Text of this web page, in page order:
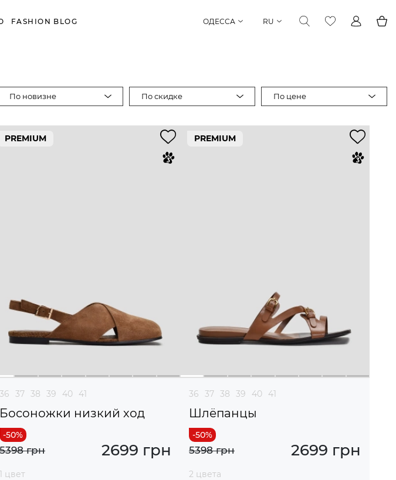
FASHION BLOG ОДЕССА RU
По новизне По скидке По цене
PREMIUM
36 37 38 39 40 41
Босоножки низкий ход
2699 грн
5398 грн
1 цвет
PREMIUM
36 37 38 39 40 41
Шлёпанцы
2699 грн
5398 грн
2 цвета